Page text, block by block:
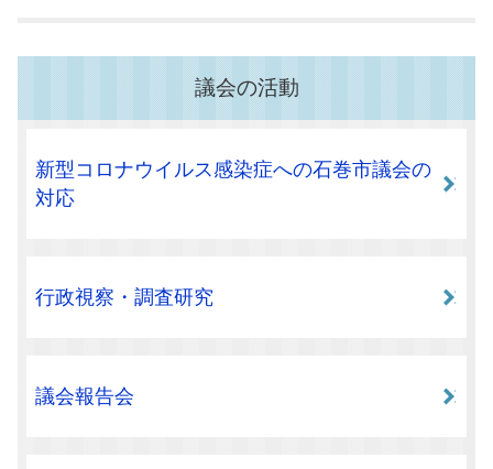
議会の活動
新型コロナウイルス感染症への石巻市議会の
対応
行政視察・調査研究
議会報告会